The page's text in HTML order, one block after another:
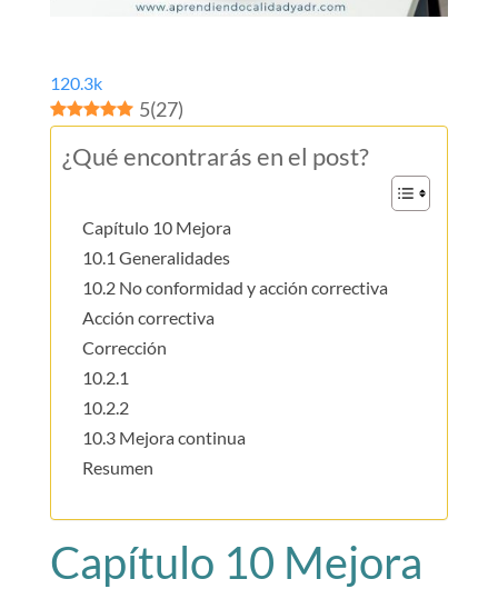
120.3k
5(27)
¿Qué encontrarás en el post?
Capítulo 10 Mejora
10.1 Generalidades
10.2 No conformidad y acción correctiva
Acción correctiva
Corrección
10.2.1
10.2.2
10.3 Mejora continua
Resumen
Capítulo 10 Mejora